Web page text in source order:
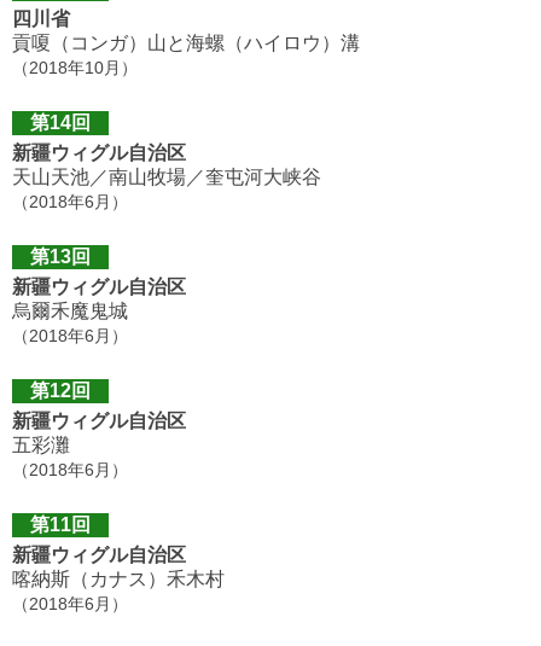
四川省
貢嗄（コンガ）山と海螺（ハイロウ）溝
（2018年10月）
第14回
新疆ウィグル自治区
天山天池／南山牧場／奎屯河大峡谷
（2018年6月）
第13回
新疆ウィグル自治区
烏爾禾魔鬼城
（2018年6月）
第12回
新疆ウィグル自治区
五彩灘
（2018年6月）
第11回
新疆ウィグル自治区
喀納斯（カナス）禾木村
（2018年6月）